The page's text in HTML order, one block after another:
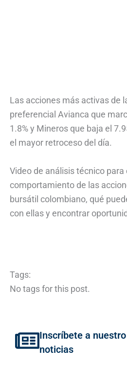
Las acciones más activas de
preferencial Avianca que
1.8% y Mineros que baja el
el mayor retroceso del día.
Video de análisis técnico para
comportamiento de las
bursátil colombiano, qué
con ellas y encontrar
Tags:
No tags for this post.
Inscríbete a
noticias